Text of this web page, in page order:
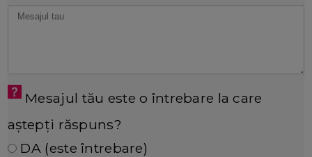
Mesajul tău este o întrebare la care
aștepți răspuns?
DA (este întrebare)